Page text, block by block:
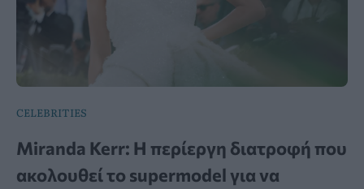
CELEBRITIES
Miranda Kerr: Η περίεργη διατροφή που
ακολουθεί το supermodel για να